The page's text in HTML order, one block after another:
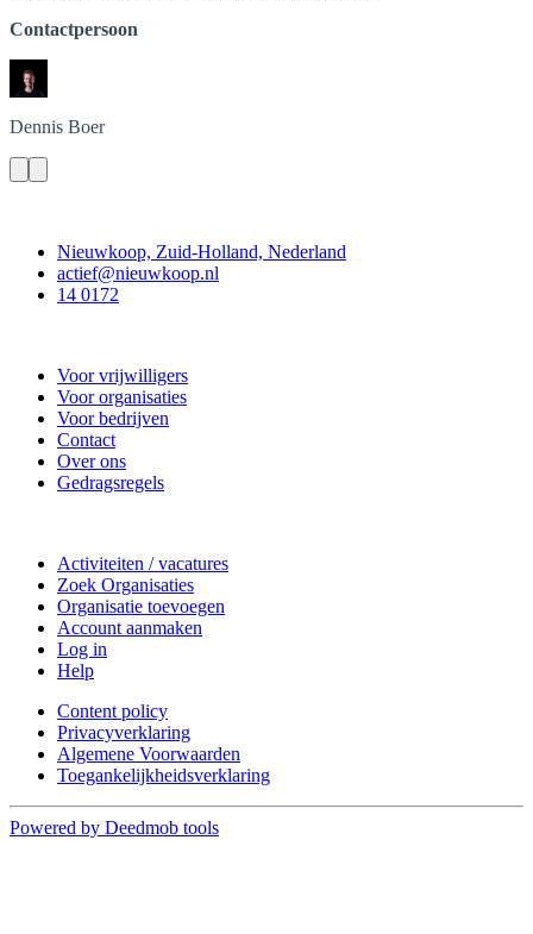
Contactpersoon
Dennis Boer
Nieuwkoop, Zuid-Holland, Nederland
actief@nieuwkoop.nl
14 0172
Voor vrijwilligers
Voor organisaties
Voor bedrijven
Contact
Over ons
Gedragsregels
Activiteiten / vacatures
Zoek Organisaties
Organisatie toevoegen
Account aanmaken
Log in
Help
Content policy
Privacyverklaring
Algemene Voorwaarden
Toegankelijkheidsverklaring
Powered by Deedmob tools